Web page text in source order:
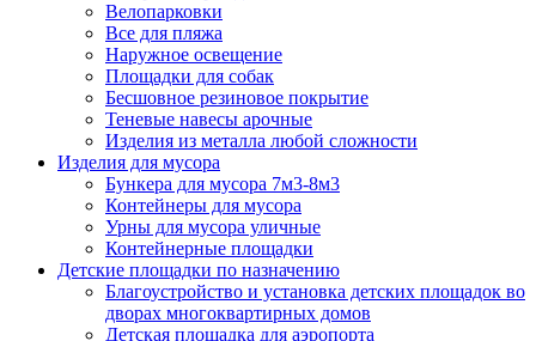
Велопарковки
Все для пляжа
Наружное освещение
Площадки для собак
Бесшовное резиновое покрытие
Теневые навесы арочные
Изделия из металла любой сложности
Изделия для мусора
Бункера для мусора 7м3-8м3
Контейнеры для мусора
Урны для мусора уличные
Контейнерные площадки
Детские площадки по назначению
Благоустройство и установка детских площадок во
дворах многоквартирных домов
Детская площадка для аэропорта